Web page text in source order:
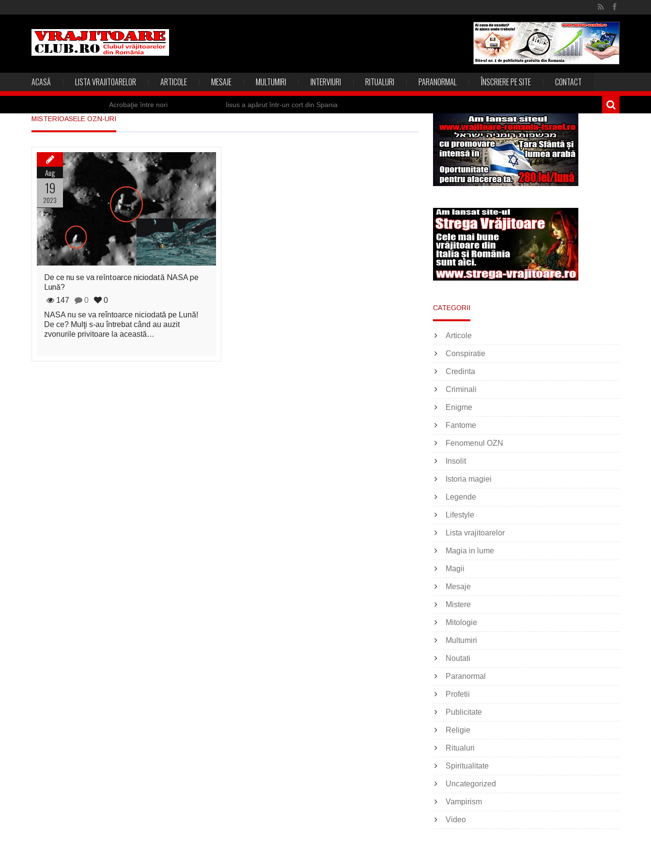
ACASĂ LISTA VRAJITOARELOR ARTICOLE MESAJE MULTUMIRI INTERVIURI RITUALURI PARANORMAL ÎNSCRIERE PE SITE CONTACT
Acrobaţie între nori Iisus a apărut într-un cort din Spania
Marea vânătoare de vrăjitoare din Suedia Magia în Thailanda
Derba, un oraş misterios vizitat şi de sfântul Petre
Şi-a vândut soţia pentru un ritual de magie neagră
MISTERIOASELE OZN-URI
Aug
19
2023
De ce nu se va reîntoarce niciodată NASA pe
Lună?
147
0
0
NASA nu se va reîntoarce niciodată pe Lună!
De ce? Mulţi s-au întrebat când au auzit
zvonurile privitoare la această…
CATEGORII
Articole
Conspiratie
Credinta
Criminali
Enigme
Fantome
Fenomenul OZN
Insolit
Istoria magiei
Legende
Lifestyle
Lista vrajitoarelor
Magia in lume
Magii
Mesaje
Mistere
Mitologie
Multumiri
Noutati
Paranormal
Profetii
Publicitate
Religie
Ritualuri
Spiritualitate
Uncategorized
Vampirism
Video